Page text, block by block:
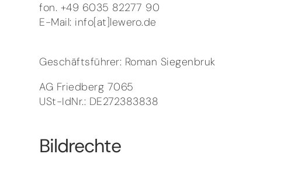
fon. +49 6035 82277 90
E-Mail: info[at]lewero.de
Geschäftsführer: Roman Siegenbruk
AG Friedberg 7065
USt-IdNr.: DE272383838
Bildrechte